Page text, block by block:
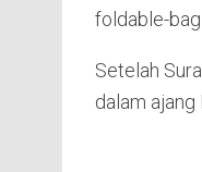
foldable-
Setelah
dalam